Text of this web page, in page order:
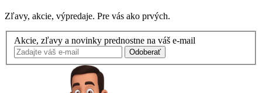
Zľavy, akcie, výpredaje. Pre vás ako prvých.
Akcie, zľavy a novinky prednostne na váš e-mail
Odoberať